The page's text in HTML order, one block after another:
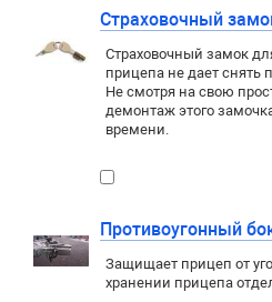
Страховочный
Страховочный замок
прицепа не дает снять
Не смотря на свою
демонтаж этого
времени.
Противоугонный
Защищает прицеп от
хранении прицепа